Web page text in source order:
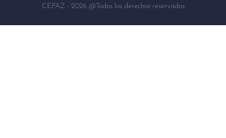
CEPAZ - 2026 @Todos los derechos reservados